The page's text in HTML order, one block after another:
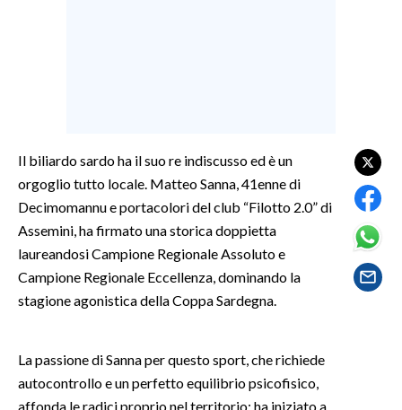
SPETTACOLI
GOSSIP
SALUTE
SARDI NEL MONDO
Il biliardo sardo ha il suo re indiscusso ed è un
orgoglio tutto locale. Matteo Sanna, 41enne di
Decimomannu e portacolori del club “Filotto 2.0” di
Assemini, ha firmato una storica doppietta
laureandosi Campione Regionale Assoluto e
Campione Regionale Eccellenza, dominando la
stagione agonistica della Coppa Sardegna.
La passione di Sanna per questo sport, che richiede
autocontrollo e un perfetto equilibrio psicofisico,
affonda le radici proprio nel territorio: ha iniziato a